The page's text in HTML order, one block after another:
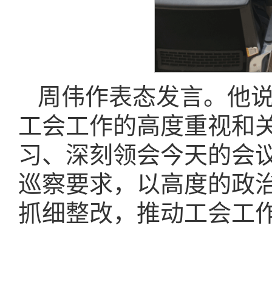
周伟作表态发言。他
工会工作的高度重视和
习、深刻领会今天的会
巡察要求，以高度的政
抓细整改，推动工会工